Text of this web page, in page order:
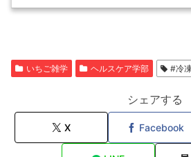
いちご雑学 ヘルスケア学部 #冷
シェアする
X Facebook